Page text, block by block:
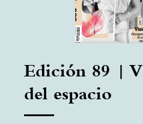
Edición 89 |
del espacio